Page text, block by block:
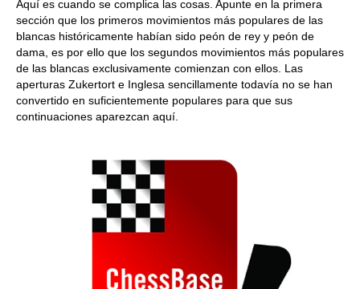
Aquí es cuando se complica las cosas. Apunte en la primera
sección que los primeros movimientos más populares de las
blancas históricamente habían sido peón de rey y peón de
dama, es por ello que los segundos movimientos más populares
de las blancas exclusivamente comienzan con ellos. Las
aperturas Zukertort e Inglesa sencillamente todavía no se han
convertido en suficientemente populares para que sus
continuaciones aparezcan aquí.